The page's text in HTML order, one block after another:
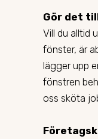
Gör det
Vill du alltid
fönster, är
lägger upp
fönstren
oss sköta